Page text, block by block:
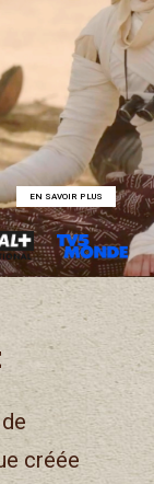
EN SAVOIR PLUS
créée